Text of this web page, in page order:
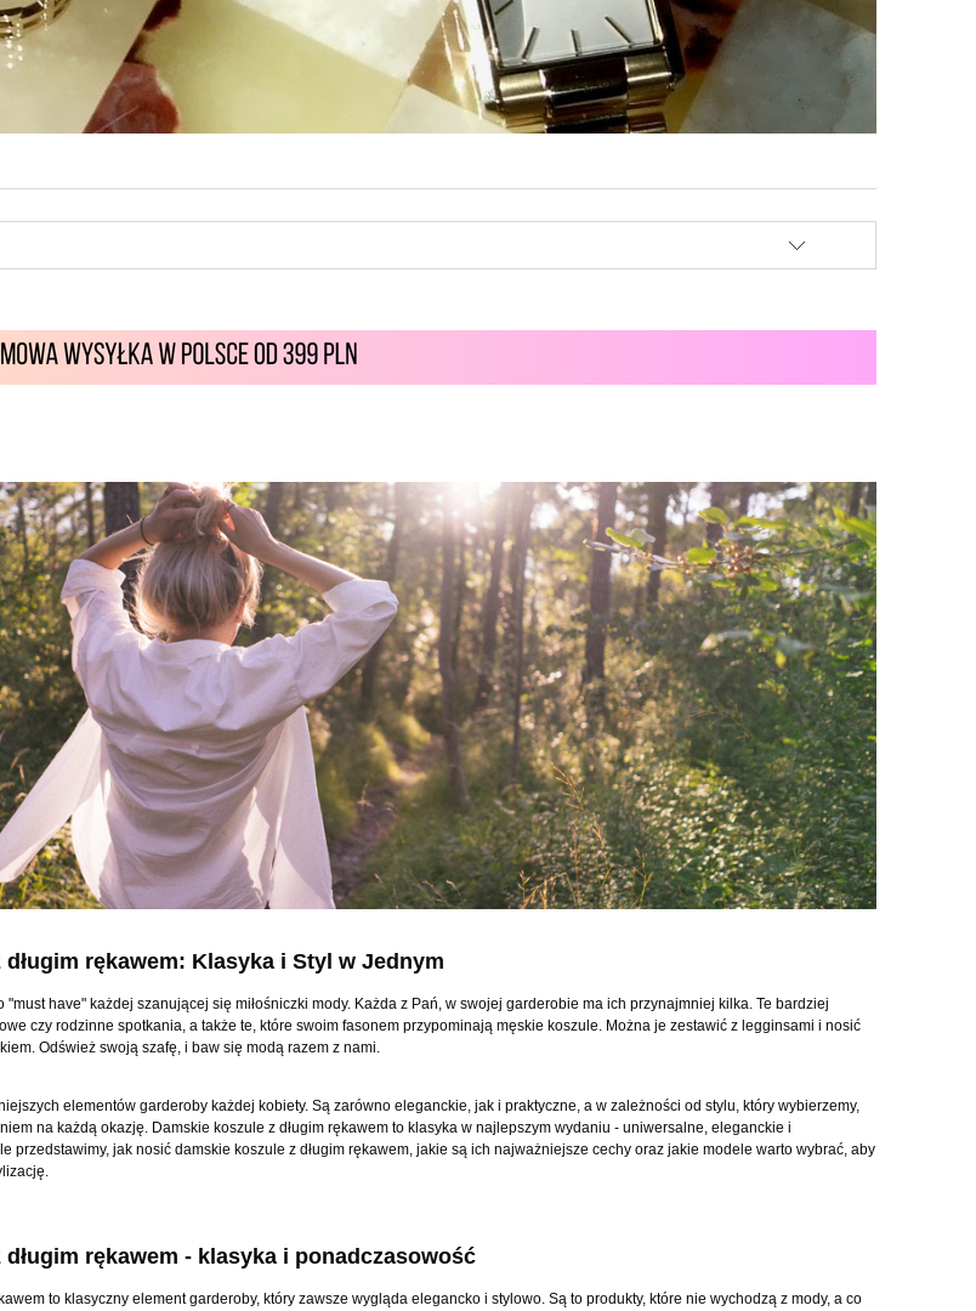
rękawem: Klasyka i Styl w Jednym
"must have" każdej szanującej się miłośniczki mody. Każda z Pań, w swojej garderobie ma ich przynajmniej kilka. Te bardziej
czy rodzinne spotkania, a także te, które swoim fasonem przypominają męskie koszule. Można je zestawić z legginsami i nosić
Odśwież swoją szafę, i baw się modą razem z nami.
elementów garderoby każdej kobiety. Są zarówno eleganckie, jak i praktyczne, a w zależności od stylu, który wybierzemy,
na każdą okazję. Damskie koszule z długim rękawem to klasyka w najlepszym wydaniu - uniwersalne, eleganckie i
przedstawimy, jak nosić damskie koszule z długim rękawem, jakie są ich najważniejsze cechy oraz jakie modele warto wybrać, aby
rękawem - klasyka i ponadczasowość
to klasyczny element garderoby, który zawsze wygląda elegancko i stylowo. Są to produkty, które nie wychodzą z mody, a co